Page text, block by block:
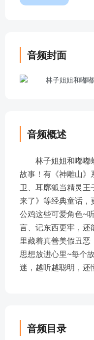
音频封面
音频概述
林子姐姐和嘟嘟
故事！有《神雕山
卫、耳廓狐当精灵王
来了》等经典童话，
公鸡这些可爱角色~
言、记东西更牢，
里藏着真善美假丑
思想放进心里~每个
迷，越听越聪明，还
音频目录